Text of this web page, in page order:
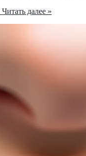
Читать далее »